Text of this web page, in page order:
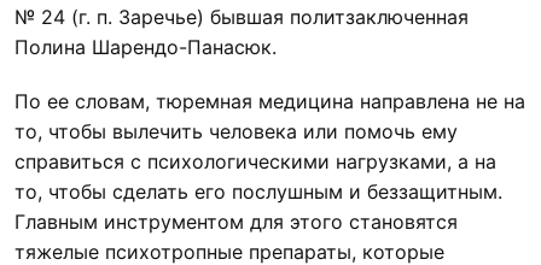
№ 24 (г. п. Заречье) бывшая политзаключенная
Полина Шарендо-Панасюк.
По ее словам, тюремная медицина направлена не на
то, чтобы вылечить человека или помочь ему
справиться с психологическими нагрузками, а на
то, чтобы сделать его послушным и беззащитным.
Главным инструментом для этого становятся
тяжелые психотропные препараты, которые